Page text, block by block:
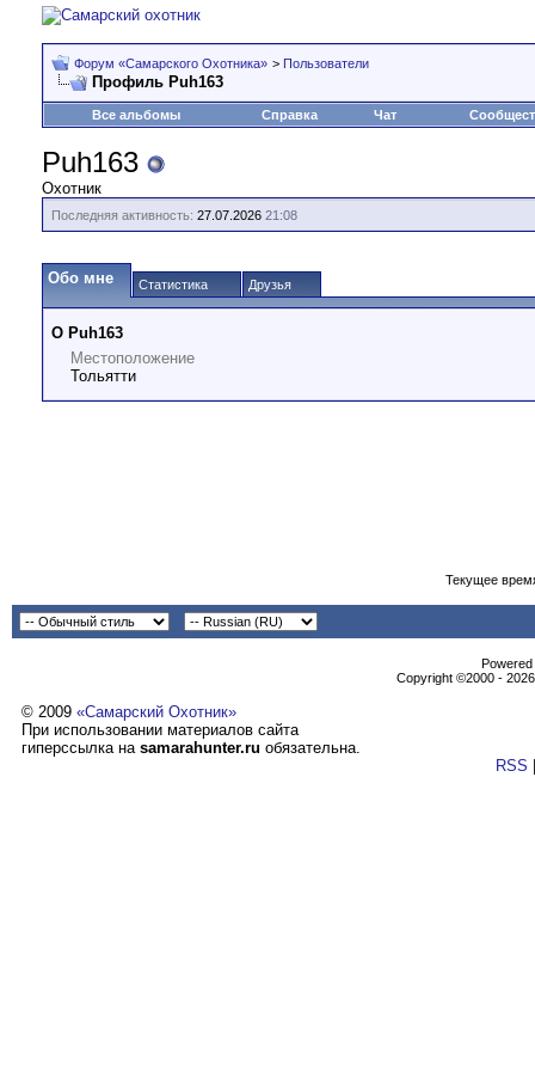
Форум «Самарского Охотника» > Пользователи
Профиль Puh163
Все альбомы Справка Чат
Puh163
Охотник
Последняя активность: 27.07.2026 21:08
Обо мне Статистика Друзья
О Puh163
Местоположение
Тольятти
Текущее
Copyright ©2000 -
© 2009 «Самарский Охотник»
При использовании материалов сайта
гиперссылка на samarahunter.ru обязательна.
RSS